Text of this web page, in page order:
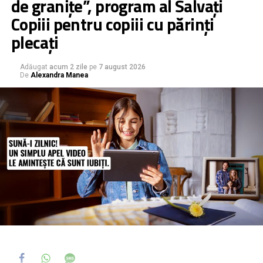
de granițe”, program al Salvați
Copiii pentru copiii cu părinți
plecați
Adăugat acum 2 zile pe 7 august 2026
De Alexandra Manea